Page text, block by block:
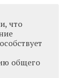
что
общего